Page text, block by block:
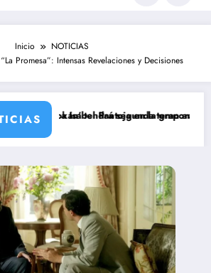
Inicio
NOTICIAS
Promesa”: Intensas Revelaciones y Decisiones
a Isabel Pantoja en la gran antagonista
tendrá segunda temporada y